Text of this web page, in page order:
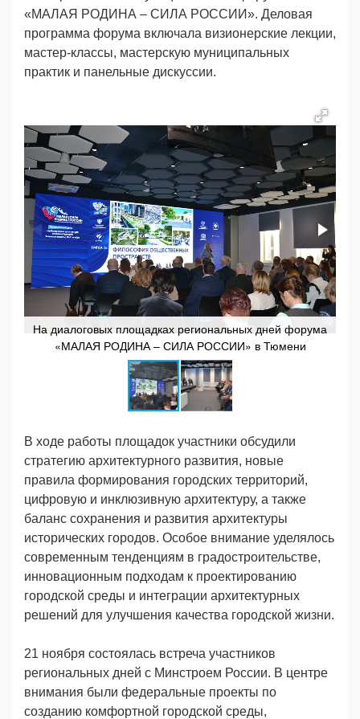
«МАЛАЯ РОДИНА – СИЛА РОССИИ». Деловая
программа форума включала визионерские лекции,
мастер-классы, мастерскую муниципальных
практик и панельные дискуссии.
На диалоговых площадках региональных дней форума
«МАЛАЯ РОДИНА – СИЛА РОССИИ» в Тюмени
В ходе работы площадок участники обсудили
стратегию архитектурного развития, новые
правила формирования городских территорий,
цифровую и инклюзивную архитектуру, а также
баланс сохранения и развития архитектуры
исторических городов. Особое внимание уделялось
современным тенденциям в градостроительстве,
инновационным подходам к проектированию
городской среды и интеграции архитектурных
решений для улучшения качества городской жизни.
21 ноября состоялась встреча участников
региональных дней с Минстроем России. В центре
внимания были федеральные проекты по
созданию комфортной городской среды,